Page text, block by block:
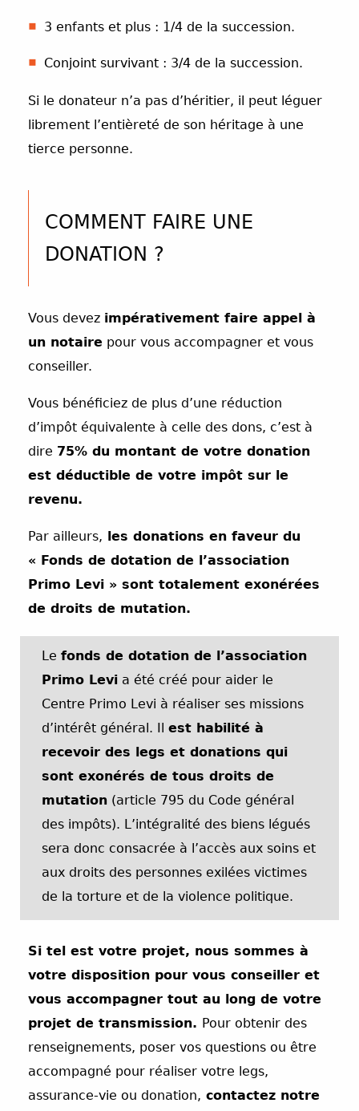
3 enfants et plus : 1/4 de la succession.
Conjoint survivant : 3/4 de la succession.
Si le donateur n’a pas d’héritier, il peut léguer
librement l’entièreté de son héritage à une
tierce personne.
COMMENT FAIRE UNE
DONATION ?
Vous devez impérativement faire appel à
un notaire pour vous accompagner et vous
conseiller.
Vous bénéficiez de plus d’une réduction
d’impôt équivalente à celle des dons, c’est à
dire 75% du montant de votre donation
est déductible de votre impôt sur le
revenu.
Par ailleurs, les donations en faveur du
« Fonds de dotation de l’association
Primo Levi » sont totalement exonérées
de droits de mutation.
Lefonds de dotation de l’association
Primo Levi a été créé pour aider le
Centre Primo Levi à réaliser ses missions
d’intérêt général. Ilest habilité à
recevoir des legs et donations qui
sont exonérés de tous droits de
mutation (article 795 du Code général
des impôts). L’intégralité des biens légués
sera donc consacrée à l’accès aux soins et
aux droits des personnes exilées victimes
de la torture et de la violence politique.
Si tel est votre projet, nous sommes à
votre disposition pour vous conseiller et
vous accompagner tout au long de votre
projet de transmission. Pour obtenir des
renseignements, poser vos questions ou être
accompagné pour réaliser votre legs,
assurance-vie ou donation, contactez notre